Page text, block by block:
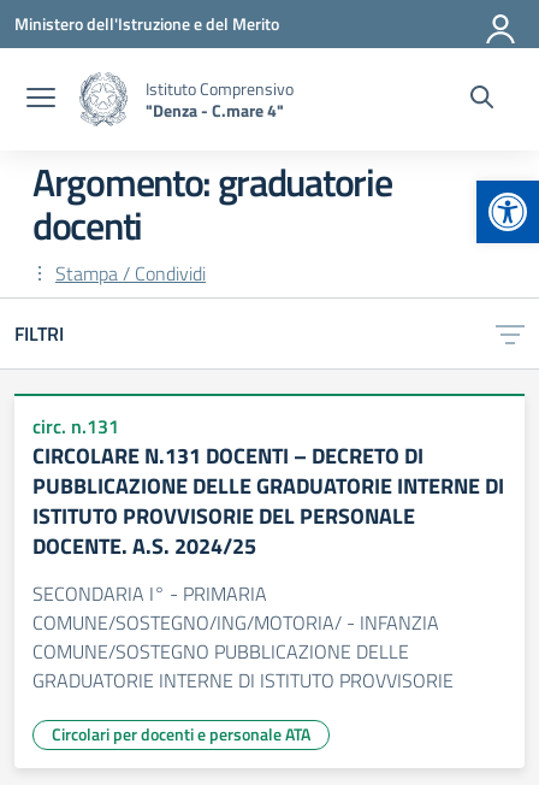
Vai ai contenuti
Vai al menu di navigazione
Vai al footer
Ministero dell'Istruzione e del Merito
Istituto Comprensivo
"Denza - C.mare 4"
Argomento: graduatorie
docenti
Stampa / Condividi
FILTRI
circ. n.131
CIRCOLARE N.131 DOCENTI – DECRETO DI
PUBBLICAZIONE DELLE GRADUATORIE INTERNE DI
ISTITUTO PROVVISORIE DEL PERSONALE
DOCENTE. A.S. 2024/25
SECONDARIA I° - PRIMARIA
COMUNE/SOSTEGNO/ING/MOTORIA/ - INFANZIA
COMUNE/SOSTEGNO PUBBLICAZIONE DELLE
GRADUATORIE INTERNE DI ISTITUTO PROVVISORIE
Circolari per docenti e personale ATA